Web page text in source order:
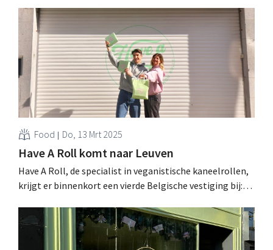
Food Do, 13 Mrt 2025
Have A Roll komt naar Leuven
Have A Roll, de specialist in veganistische kaneelrollen,
krijgt er binnenkort een vierde Belgische vestiging bij: